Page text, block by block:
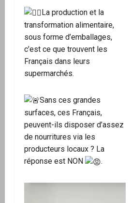
La production et la
transformation alimentaire,
sous forme d’emballages,
c’est ce que trouvent les
Français dans leurs
supermarchés.
Sans ces grandes
surfaces, ces Français,
peuvent-ils disposer d’assez
de nourritures via les
producteurs locaux ? La
réponse est NON
.